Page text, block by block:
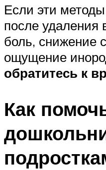
Если эти
после удаления
боль, снижение
ощущение
обратитесь к
Как